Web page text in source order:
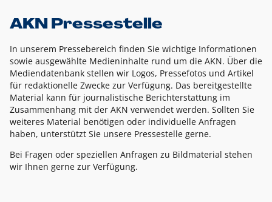
AKN Pressestelle
In unserem Pressebereich finden Sie wichtige Informationen
sowie ausgewählte Medieninhalte rund um die AKN. Über die
Mediendatenbank stellen wir Logos, Pressefotos und Artikel
für redaktionelle Zwecke zur Verfügung. Das bereitgestellte
Material kann für journalistische Berichterstattung im
Zusammenhang mit der AKN verwendet werden. Sollten Sie
weiteres Material benötigen oder individuelle Anfragen
haben, unterstützt Sie unsere Pressestelle gerne.
Bei Fragen oder speziellen Anfragen zu Bildmaterial stehen
wir Ihnen gerne zur Verfügung.